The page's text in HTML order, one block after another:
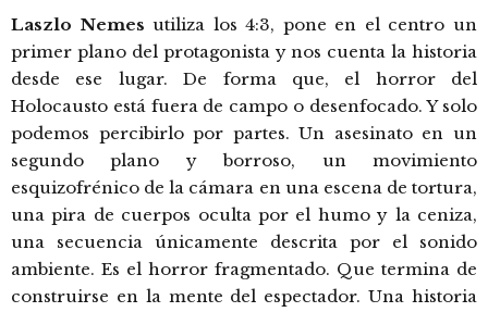
Laszlo Nemes utiliza los 4:3, pone en el centro un
primer plano del protagonista y nos cuenta la historia
desde ese lugar. De forma que, el horror del
Holocausto está fuera de campo o desenfocado. Y solo
podemos percibirlo por partes. Un asesinato en un
segundo plano y borroso, un movimiento
esquizofrénico de la cámara en una escena de tortura,
una pira de cuerpos oculta por el humo y la ceniza,
una secuencia únicamente descrita por el sonido
ambiente. Es el horror fragmentado. Que termina de
construirse en la mente del espectador. Una historia